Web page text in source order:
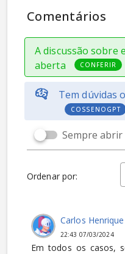
Comentários
A discussão sobre
aberta
CONFERIR
Tem dúvidas
COSSENOGPT
Sempre
Ordenar por:
Carlos
22:43 07/03/2024
Em todos os casos,